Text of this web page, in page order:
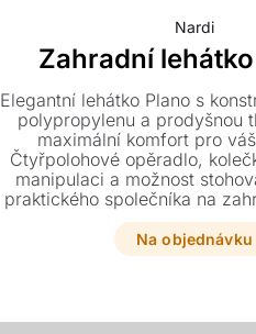
Nardi
Zahradní lehátko
Elegantní lehátko Plano s
polypropylenu a prodyšnou
maximální komfort pro
Čtyřpolohové opěradlo,
manipulaci a možnost
praktického společníka na
Vybírat můžete z několika
rozměrech 71 x 178-211
Na objednávku